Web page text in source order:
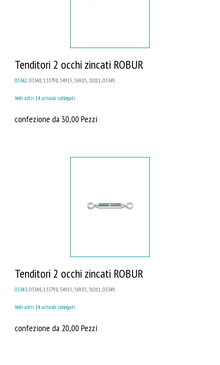
Tenditori 2 occhi zincati ROBUR
03342 , 03348, 133798, 54915, 56983, 31011, 03349...
Vedi altri 14 articoli collegati
confezione da 30,00 Pezzi
Tenditori 2 occhi zincati ROBUR
03343, 03348, 133798, 54915, 56983, 31011, 03349...
Vedi altri 14 articoli collegati
confezione da 20,00 Pezzi